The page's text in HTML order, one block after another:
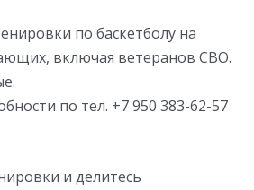
по баскетболу на
включая ветеранов СВО.
по тел. +7 950 383-62-57
и делитесь